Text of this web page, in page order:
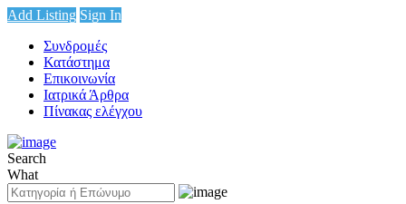
Add Listing Sign In
Συνδρομές
Κατάστημα
Επικοινωνία
Ιατρικά Άρθρα
Πίνακας ελέγχου
Search
What